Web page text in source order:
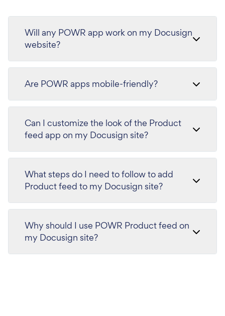
Will any POWR app work on my Docusign
website?
Are POWR apps mobile-friendly?
Can I customize the look of the Product
feed app on my Docusign site?
What steps do I need to follow to add
Product feed to my Docusign site?
Why should I use POWR Product feed on
my Docusign site?